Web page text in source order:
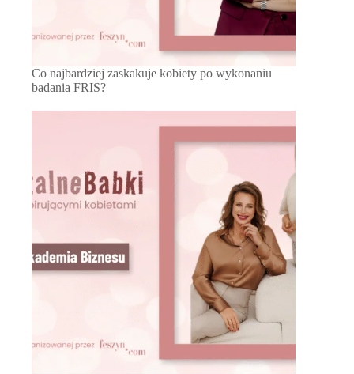
Co najbardziej zaskakuje kobiety po wykonaniu
badania FRIS?